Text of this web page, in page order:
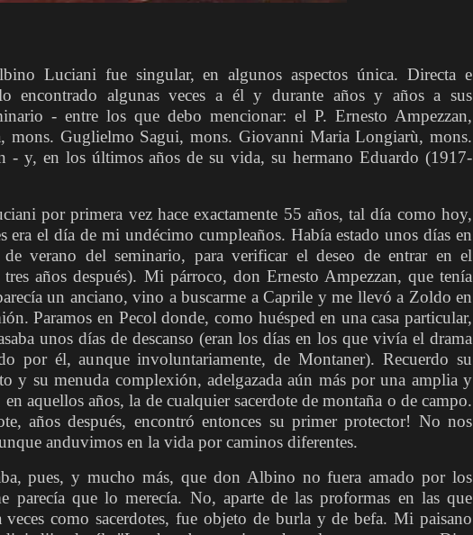
Luciani fue singular, en algunos aspectos única. Directa e
encontrado algunas veces a él y durante años y años a sus
- entre los que debo mencionar: el P. Ernesto Ampezzan,
mons. Guglielmo Sagui, mons. Giovanni Maria Longiarù, mons.
- y, en los últimos años de su vida, su hermano Eduardo (1917-
por primera vez hace exactamente 55 años, tal día como hoy,
era el día de mi undécimo cumpleaños. Había estado unos días en
verano del seminario, para verificar el deseo de entrar en el
años después). Mi párroco, don Ernesto Ampezzan, que tenía
un anciano, vino a buscarme a Caprile y me llevó a Zoldo en
Paramos en Pecol donde, como huésped en una casa particular,
unos días de descanso (eran los días en los que vivía el drama
por él, aunque involuntariamente, de Montaner). Recuerdo su
y su menuda complexión, adelgazada aún más por una amplia y
aquellos años, la de cualquier sacerdote de montaña o de campo.
años después, encontró entonces su primer protector! No nos
anduvimos en la vida por caminos diferentes.
pues, y mucho más, que don Albino no fuera amado por los
parecía que lo merecía. No, aparte de las proformas en las que
veces como sacerdotes, fue objeto de burla y de befa. Mi paisano